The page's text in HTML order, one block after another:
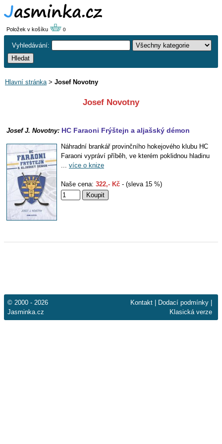
Položek v košíku 0
Vyhledávání:
Hlavní stránka> Josef Novotny
Josef Novotny
Josef J. Novotny: HC Faraoni Frýštejn a aljašský démon
Náhradní brankář provinčního hokejového klubu HC
Faraoni vypráví příběh, ve kterém poklidnou hladinu
... více o knize
Naše cena: 322,- Kč - (sleva 15 %)
© 2000 - 2026
Jasminka.cz
Kontakt Dodací podmínky